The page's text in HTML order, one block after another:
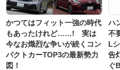
かつてはフィット一強の時代
もあったけれど……! 実は
今なお熾烈な争いが続くコン
パクトカーTOP3の最新勢力
図！
ハ
不
L
告
ぐ